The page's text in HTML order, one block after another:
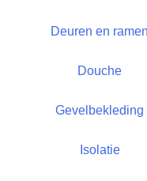
Deuren en ramen
Douche
Gevelbekleding
Isolatie